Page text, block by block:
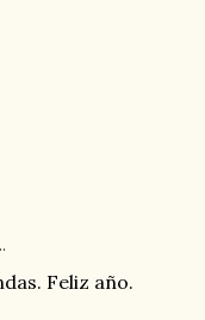
Feliz año.